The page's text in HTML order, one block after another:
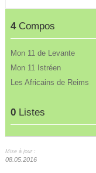
4Compos
Mon 11 de Levante
Mon 11 Istréen
Les Africains de Reims
0 Listes
Mise à jour :
08.05.2016